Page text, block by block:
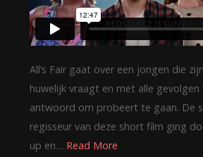
All’s Fair gaat over een jongen die
huwelijk vraagt en met alle gevolgen
antwoord om probeert te gaan. De
regisseur van deze short film ging
up en… Read More